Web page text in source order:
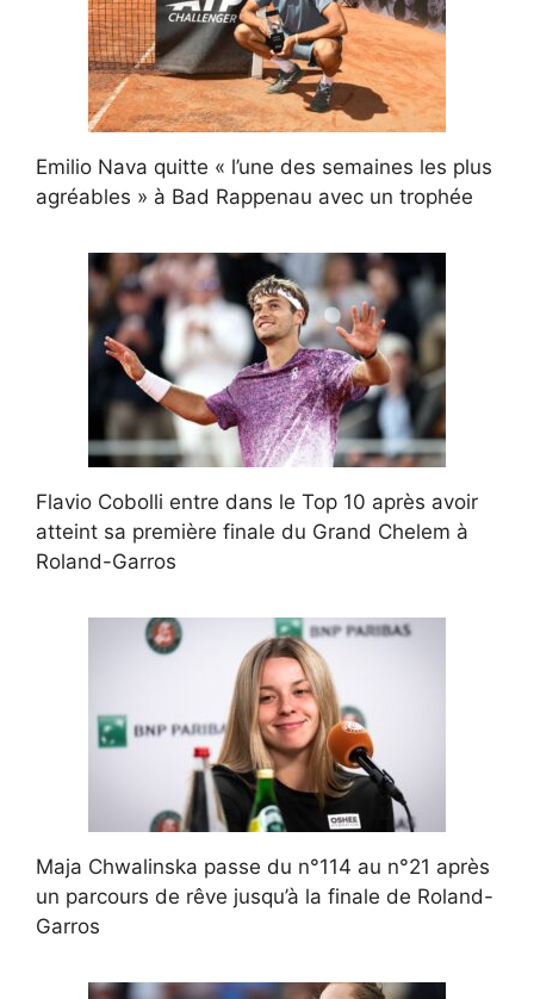
Emilio Nava quitte « l’une des semaines les plus
agréables » à Bad Rappenau avec un trophée
Flavio Cobolli entre dans le Top 10 après avoir
atteint sa première finale du Grand Chelem à
Roland-Garros
Maja Chwalinska passe du n°114 au n°21 après
un parcours de rêve jusqu’à la finale de Roland-
Garros